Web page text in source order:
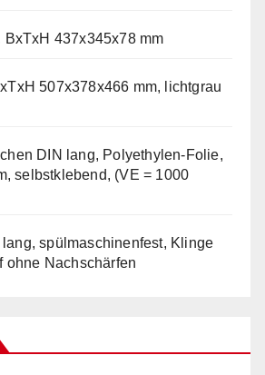
BxTxH 437x345x78 mm
507x378x466 mm, lichtgrau
DIN lang, Polyethylen-Folie,
selbstklebend, (VE = 1000
lang, spülmaschinenfest, Klinge
ohne Nachschärfen